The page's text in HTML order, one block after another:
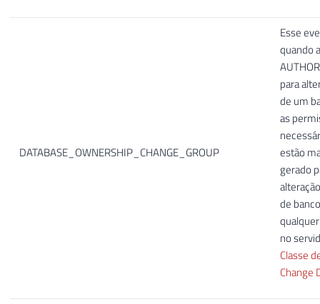
DATABASE_OWNERSHIP_CHANGE_GROUP
Esse
quando
para
de um
as
estão
gerado
de
no
Classe
Change